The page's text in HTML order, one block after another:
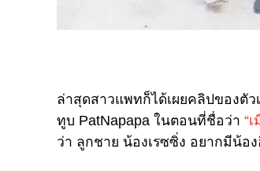
ล่าสุดสาวแพทก็ได้เผยคลิปของตัว
ทูบ PatNapapa ในตอนที่ชื่อว่า “
ว่า ลูกชาย น้องเรซซิ่ง อยากมีน้อ